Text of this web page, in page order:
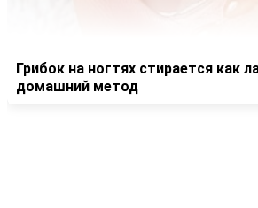
Грибок на ногтях стирается как
домашний метод